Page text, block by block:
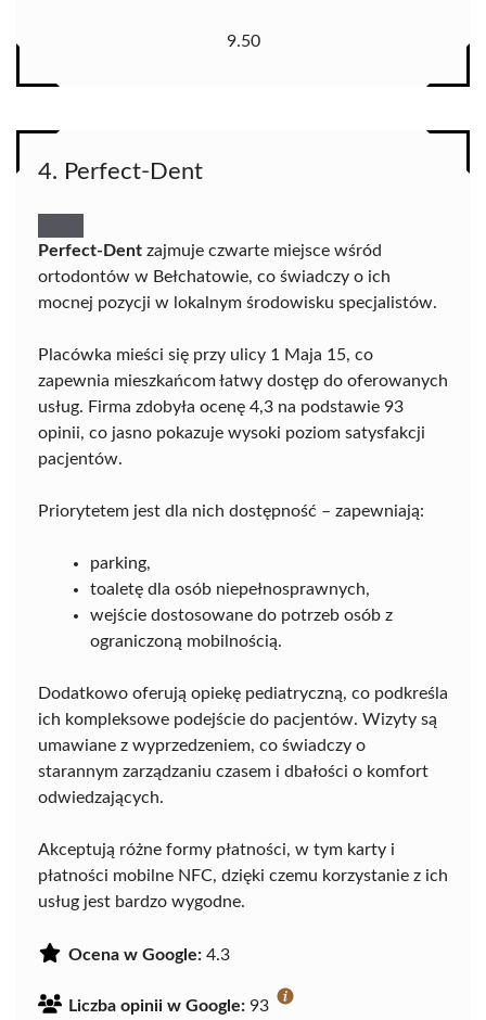
9.50
4. Perfect-Dent
Perfect-Dent zajmuje czwarte miejsce wśród
ortodontów w Bełchatowie, co świadczy o ich
mocnej pozycji w lokalnym środowisku specjalistów.
Placówka mieści się przy ulicy 1 Maja 15, co
zapewnia mieszkańcom łatwy dostęp do oferowanych
usług. Firma zdobyła ocenę 4,3 na podstawie 93
opinii, co jasno pokazuje wysoki poziom satysfakcji
pacjentów.
Priorytetem jest dla nich dostępność – zapewniają:
parking,
toaletę dla osób niepełnosprawnych,
wejście dostosowane do potrzeb osób z
ograniczoną mobilnością.
Dodatkowo oferują opiekę pediatryczną, co podkreśla
ich kompleksowe podejście do pacjentów. Wizyty są
umawiane z wyprzedzeniem, co świadczy o
starannym zarządzaniu czasem i dbałości o komfort
odwiedzających.
Akceptują różne formy płatności, w tym karty i
płatności mobilne NFC, dzięki czemu korzystanie z ich
usług jest bardzo wygodne.
Ocena w Google: 4.3
Liczba opinii w Google: 93